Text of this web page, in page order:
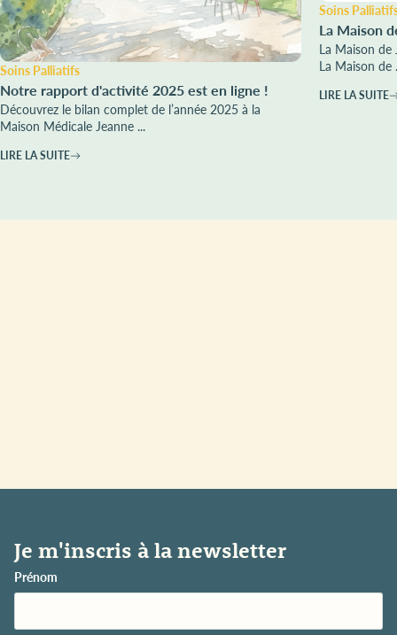
Soins Palliatifs
Notre rapport d'activité 2025 est en ligne !
Découvrez le bilan complet de l’année 2025 à la
Maison Médicale Jeanne ...
LIRE LA SUITE
Soins
La Maison
La Maison de
La Maison de
LIRE LA SUITE
Je m'inscris à la newsletter
Prénom